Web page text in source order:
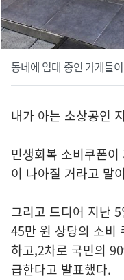
동네에 임대 중인 가게들
내가 아는 소상공인
민생회복 소비쿠폰
이 나아질 거라고 말
그리고 드디어 지난
45만 원 상당의 소비
하고,2차로 국민의
급한다고 발표했다.